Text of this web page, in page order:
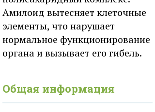
Амилоид вытесняет клеточные
элементы, что нарушает
нормальное функционирование
органа и вызывает его гибель.
Общая информация